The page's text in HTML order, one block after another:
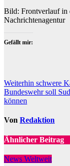
Bild: Frontverlauf in
Nachrichtenagentur
Gefällt mir:
Weiterhin schwere
Bundeswehr soll
können
Von Redaktion
Ähnlicher Beitrag
News Weltweit